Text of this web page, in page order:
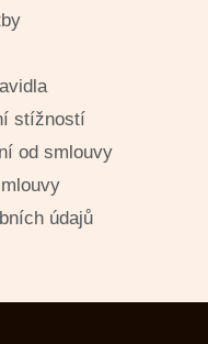
stížností
od smlouvy
údajů